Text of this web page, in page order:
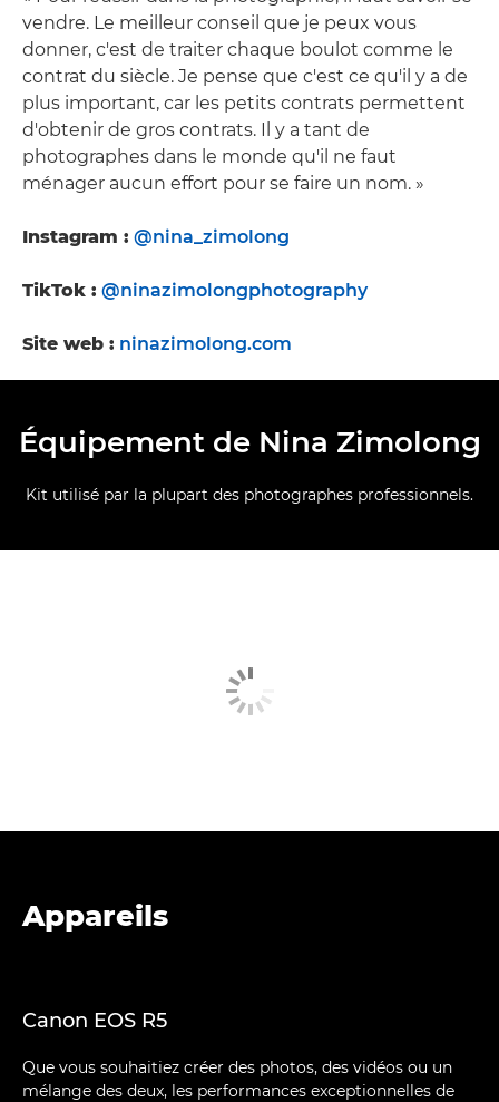
vendre. Le meilleur conseil que je peux vous
donner, c'est de traiter chaque boulot comme le
contrat du siècle. Je pense que c'est ce qu'il y a de
plus important, car les petits contrats permettent
d'obtenir de gros contrats. Il y a tant de
photographes dans le monde qu'il ne faut
ménager aucun effort pour se faire un nom. »
Instagram : @nina_zimolong
TikTok : @ninazimolongphotography
Site web : ninazimolong.com
Équipement de Nina Zimolong
Kit utilisé par la plupart des photographes professionnels.
Appareils
Canon EOS R5
Que vous souhaitiez créer des photos, des vidéos ou un
mélange des deux, les performances exceptionnelles de